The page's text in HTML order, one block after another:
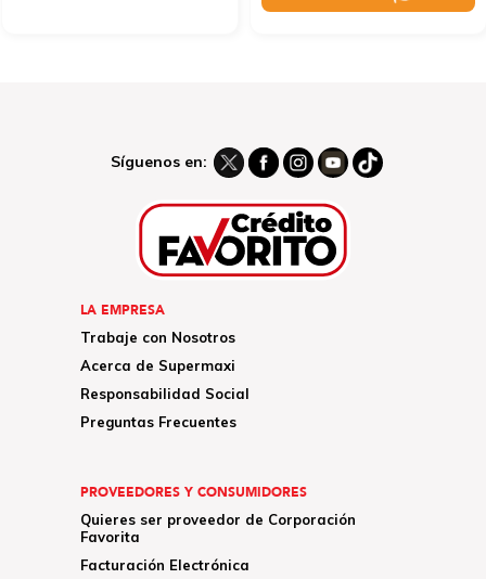
Síguenos en:
LA EMPRESA
Trabaje con Nosotros
Acerca de Supermaxi
Responsabilidad Social
Preguntas Frecuentes
PROVEEDORES Y CONSUMIDORES
Quieres ser proveedor de Corporación
Favorita
Facturación Electrónica